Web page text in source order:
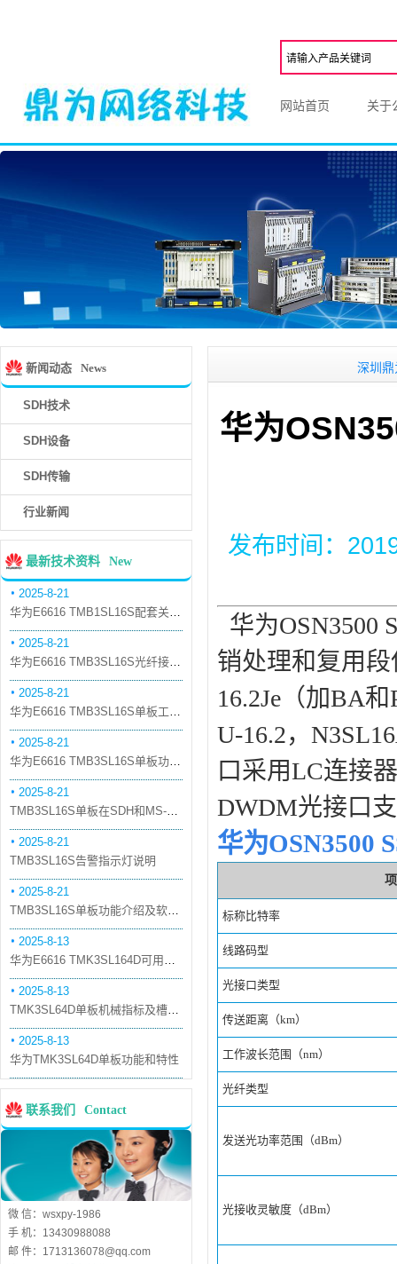
网站首页 关于
新闻动态 News
SDH技术
SDH设备
SDH传输
行业新闻
最新技术资料 New
2025-8-21
华为E6616 TMB1SL16S配套关系和替代关系
2025-8-21
华为E6616 TMB3SL16S光纤接口板槽位占用介绍
2025-8-21
华为E6616 TMB3SL16S单板工作原理和信号流
2025-8-21
华为E6616 TMB3SL16S单板功能和机械指标
2025-8-21
TMB3SL16S单板在SDH和MS-OTN模式下的应用
2025-8-21
TMB3SL16S告警指示灯说明
2025-8-21
TMB3SL16S单板功能介绍及软件配套
2025-8-13
华为E6616 TMK3SL164D可用万兆光模块
2025-8-13
TMK3SL64D单板机械指标及槽位介绍
2025-8-13
华为TMK3SL64D单板功能和特性
联系我们 Contact
微 信：wsxpy-1986
手 机：13430988088
邮 件：1713136078@qq.com
深圳鼎为网络
华为
发布时间：
华为OSN3500
销处理和复用段
16.2Je（加BA
U-16.2，
口采用LC连接
DWDM光接口
华为OSN3500
标称比特率
线路码型
光接口类型
传送距离（km）
工作波长范围（nm）
光纤类型
发送光功率范围（dBm）
光接收灵敏度（dBm）